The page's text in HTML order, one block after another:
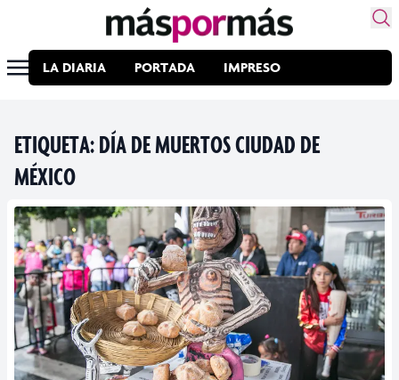
LA DIARIA PORTADA IMPRESO
ETIQUETA:DÍA DE MUERTOS CIUDAD DE
MÉXICO